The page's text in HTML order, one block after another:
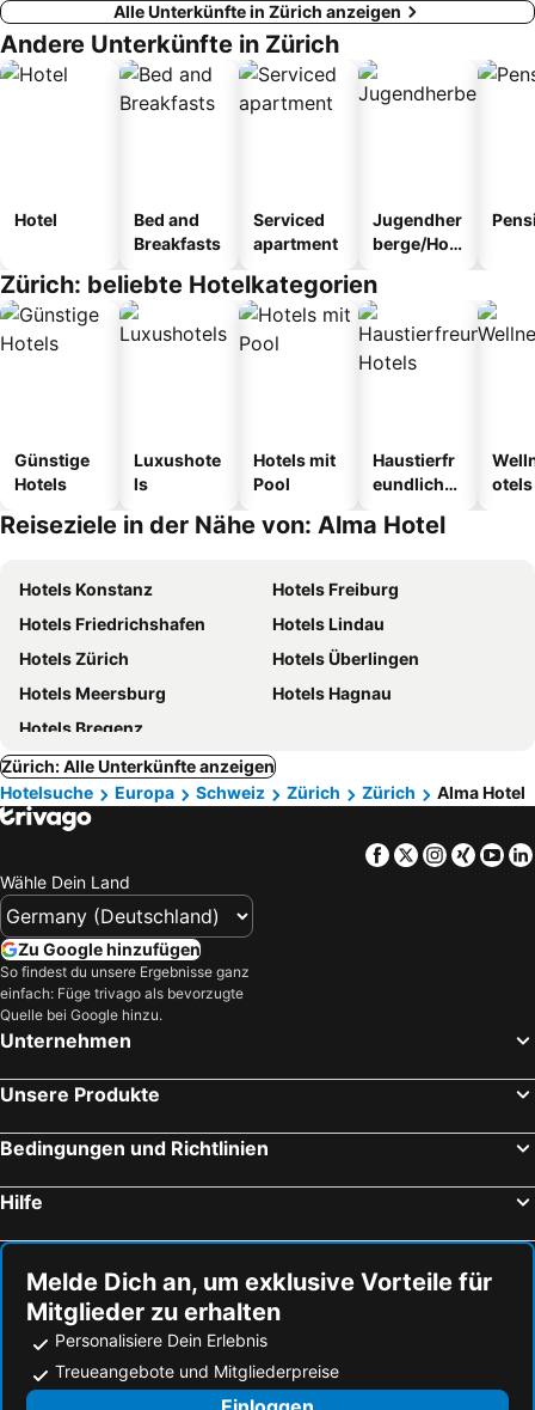
Alle Unterkünfte in Zürich anzeigen
Andere Unterkünfte in Zürich
Hotel
Bed and
Breakfasts
Serviced
apartment
Jugendher
berge/Hos
Zürich: beliebte Hotelkategorien
Günstige
Hotels
Luxushote
ls
Hotels mit
Pool
Haustierfr
eundliche
otels
Reiseziele in der Nähe von: Alma Hotel
Hotels Konstanz
Hotels Freiburg
Hotels Friedrichshafen
Hotels Lindau
Hotels Zürich
Hotels Überlingen
Hotels Meersburg
Hotels Hagnau
Hotels Bregenz
Zürich: Alle Unterkünfte anzeigen
Hotelsuche
Europa Schweiz Zürich Zürich Alma Hotel
Facebook
TwitterXing
Wähle Dein Land
Zu Google hinzufügen
So findest du unsere Ergebnisse ganz
einfach: Füge trivago als bevorzugte
Quelle bei Google hinzu.
Unternehmen
Unsere Produkte
Bedingungen und Richtlinien
Hilfe
Melde Dich an, um exklusive Vorteile für
Mitglieder zu erhalten
Personalisiere Dein Erlebnis
Treueangebote und Mitgliederpreise